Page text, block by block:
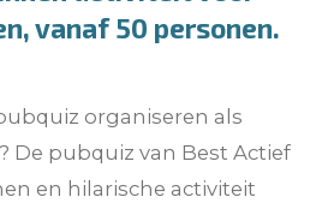
vanaf 50 personen.
organiseren als
De pubquiz van Best Actief
en hilarische activiteit